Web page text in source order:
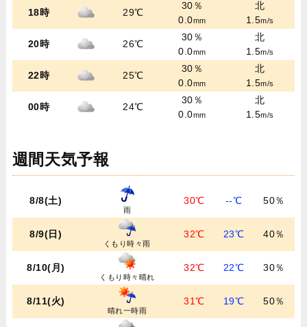
18時 29℃
30％
0.0mm
北
1.5m/s
20時 26℃
30％
0.0mm
北
1.5m/s
22時 25℃
30％
0.0mm
北
1.5m/s
00時 24℃
30％
0.0mm
北
1.5m/s
週間天気予報
8/8(土)
雨
30℃ --℃ 50％
8/9(日)
くもり時々雨
32℃ 23℃ 40％
8/10(月)
くもり時々晴れ
32℃ 22℃ 30％
8/11(火)
晴れ一時雨
31℃ 19℃ 50％